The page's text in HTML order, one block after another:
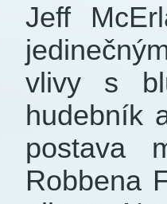
Jeff
vlivy s
hudebník
postava
Robbena